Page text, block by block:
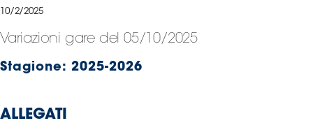
Serie
Femminile
del
Shop
10/2/2025
Variazioni gare del 05/10/2025
Stagione: 2025-2026
ALLEGATI